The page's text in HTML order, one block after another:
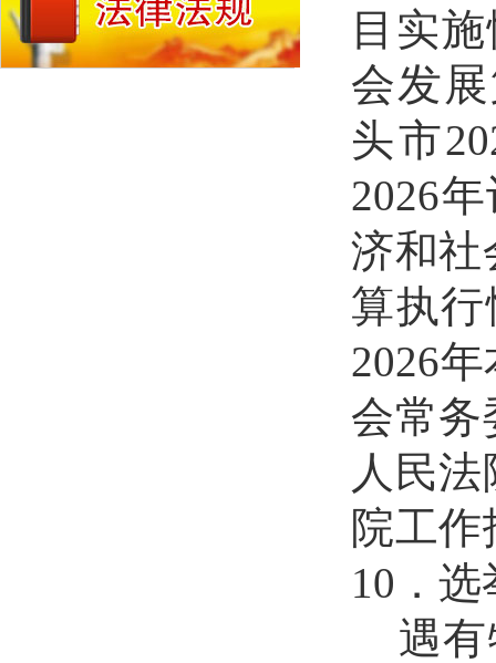
目实
会发
头市
2026
济和社
算执
2026年
会常务
人民
院工作
10 ．
遇